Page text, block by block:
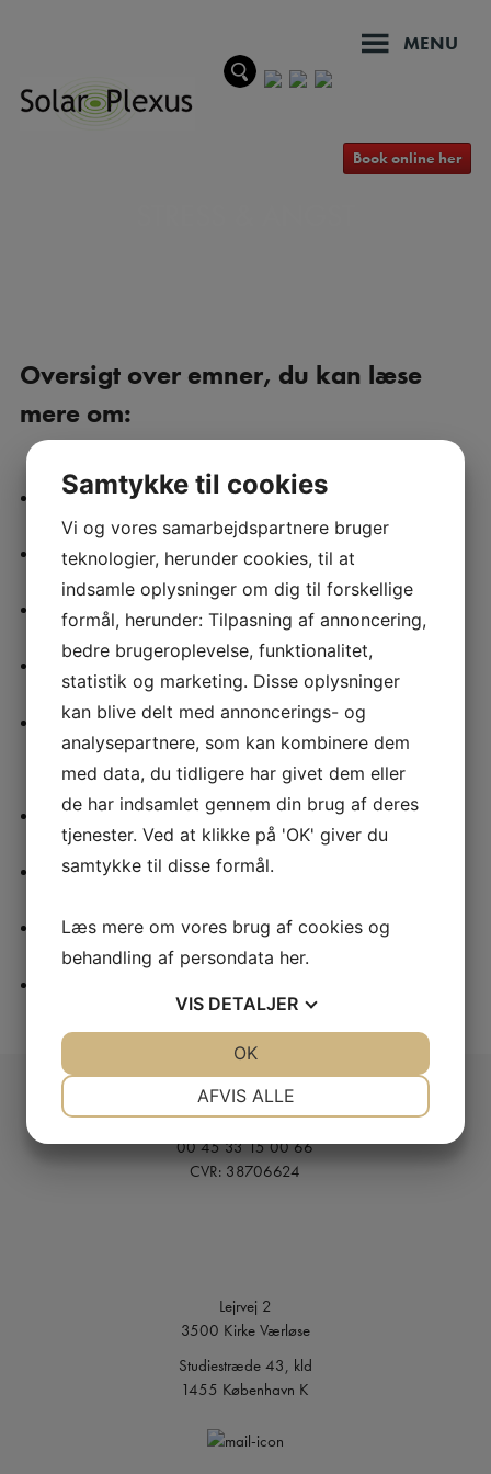
Book online her
MENU
Oversigt over emner, du kan læse
mere om:
Angst
Andre psykiske udfordringer
Binyretræthed
Depression
Rygestop
Stress
Søvnproblemer
Træthed
Telefon:
00 45 33 15 00 66
CVR: 38706624
Lejrvej 2
3500 Kirke Værløse
Studiestræde 43, kld
1455 København K
Samtykke til cookies
Vi og vores samarbejdspartnere bruger
teknologier, herunder cookies, til at
indsamle oplysninger om dig til forskellige
formål, herunder: Tilpasning af annoncering,
bedre brugeroplevelse, funktionalitet,
statistik og marketing. Disse oplysninger
kan blive delt med annoncerings- og
analysepartnere, som kan kombinere dem
med data, du tidligere har givet dem eller
de har indsamlet gennem din brug af deres
tjenester. Ved at klikke på 'OK' giver du
samtykke til disse formål.
Læs mere om vores brug af cookies og
behandling af persondata her.
VIS DETALJER
MARKETING
AFVIS ALLE
OK